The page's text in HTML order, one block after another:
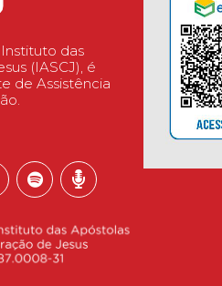
das
(IASCJ), é
de Assistência